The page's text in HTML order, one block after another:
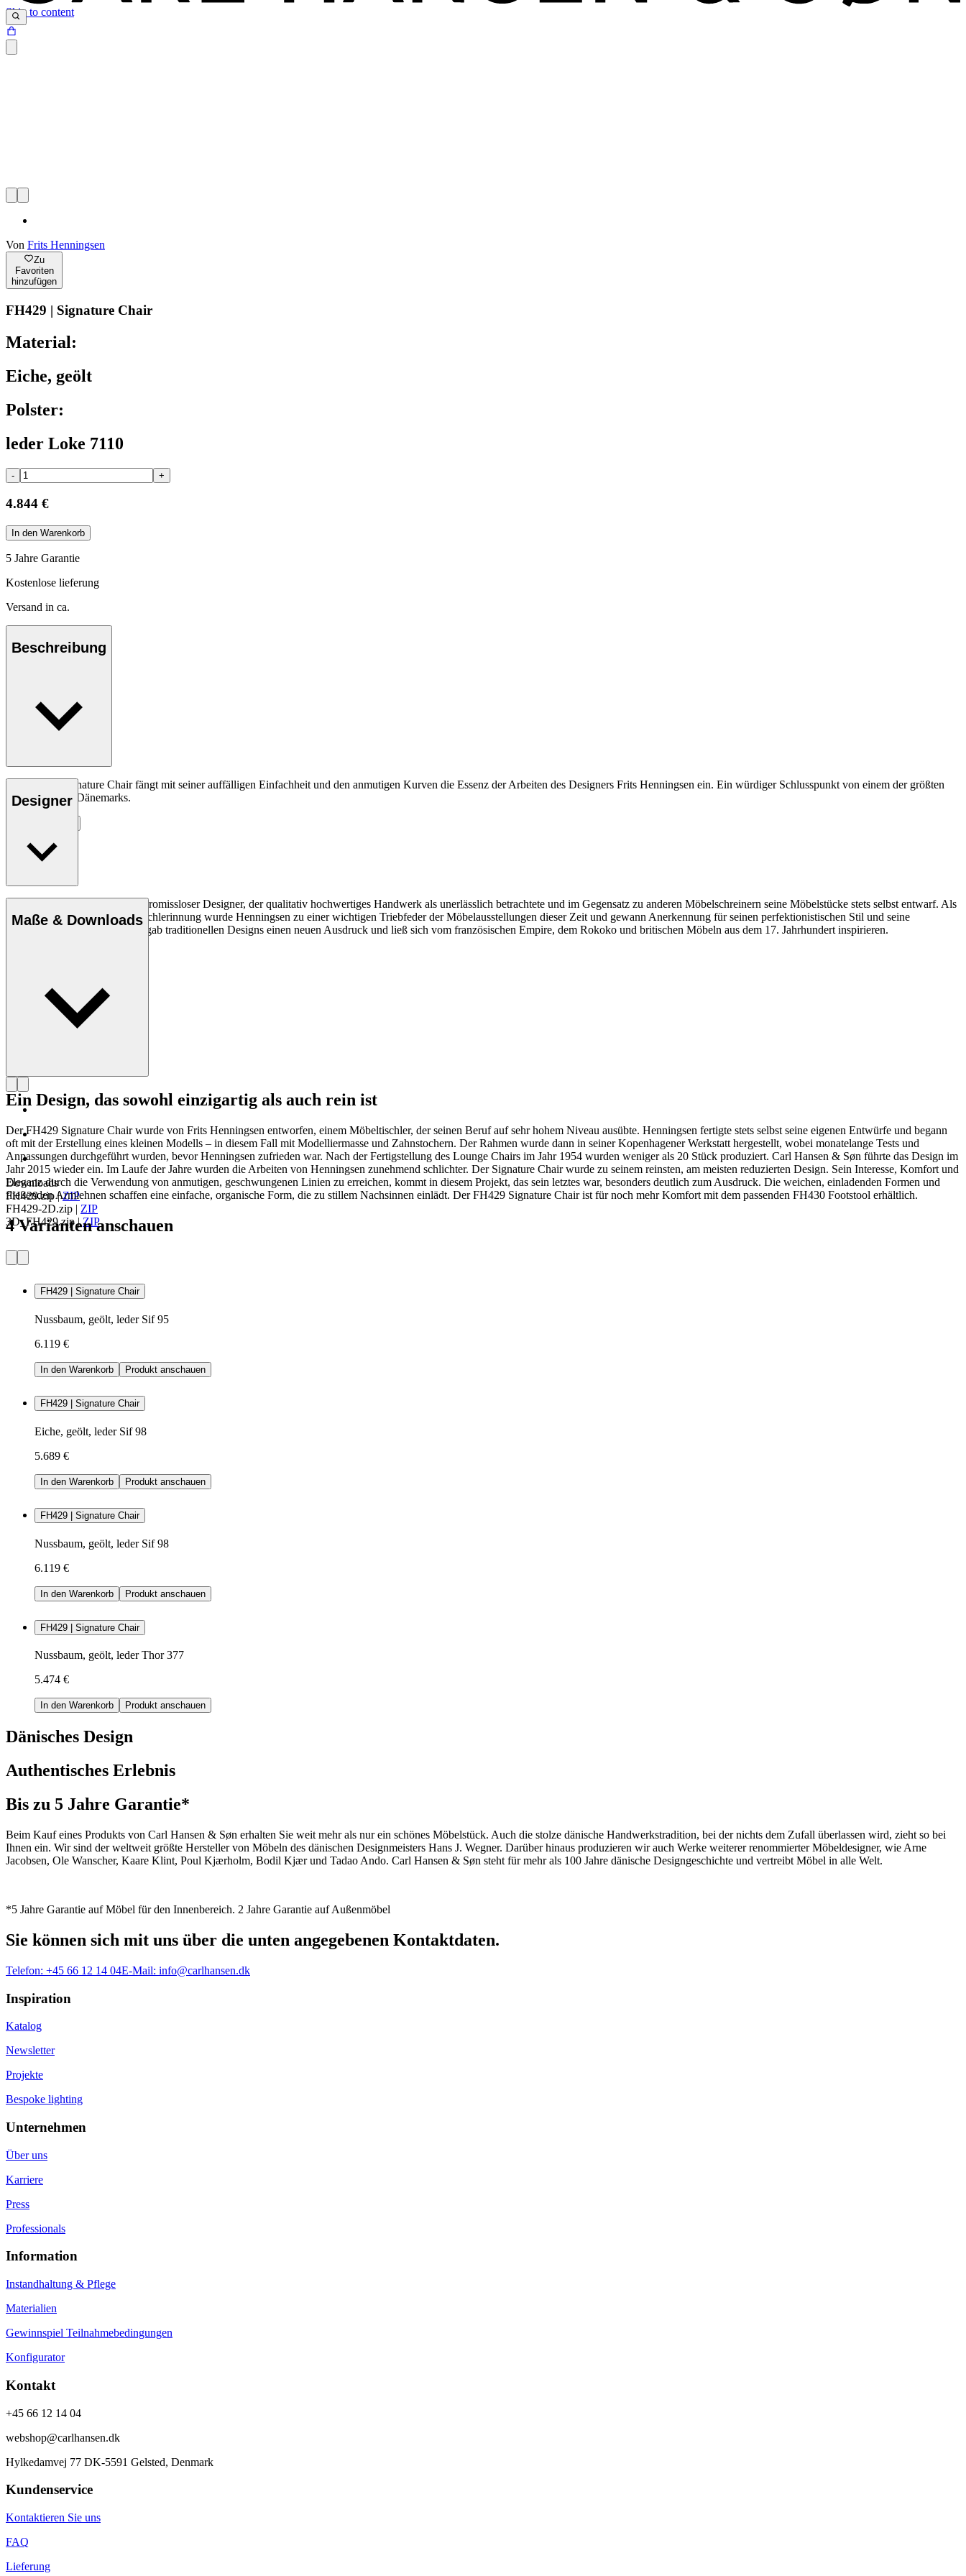
Skip to content
Von Frits Henningsen
Zu
Favoriten
hinzufügen
FH429 | Signature Chair
Material:
Eiche, geölt
Polster:
leder Loke 7110
- +
4.844 €
In den Warenkorb
5 Jahre Garantie
Kostenlose lieferung
Versand in ca.
Beschreibung
Der FH429 Signature Chair fängt mit seiner auffälligen Einfachheit und den anmutigen Kurven die Essenz der Arbeiten des Designers Frits Henningsen ein. Ein würdiger Schlusspunkt von einem der größten
Möbeldesigner Dänemarks.
Designer
Frits Henningsen war ein kompromissloser Designer, der qualitativ hochwertiges Handwerk als unerlässlich betrachtete und im Gegensatz zu anderen Möbelschreinern seine Möbelstücke stets selbst entwarf. Als
Mitglied der Kopenhagener Tischlerinnung wurde Henningsen zu einer wichtigen Triebfeder der Möbelausstellungen dieser Zeit und gewann Anerkennung für seinen perfektionistischen Stil und seine
dynamische Persönlichkeit. Er gab traditionellen Designs einen neuen Ausdruck und ließ sich vom französischen Empire, dem Rokoko und britischen Möbeln aus dem 17. Jahrhundert inspirieren.
Maße & Downloads
Downloads
FH429.zip|ZIP
FH429-2D.zip | ZIP
3D_FH429.zip|ZIP
Ein Design, das sowohl einzigartig als auch rein ist
Der FH429 Signature Chair wurde von Frits Henningsen entworfen, einem Möbeltischler, der seinen Beruf auf sehr hohem Niveau ausübte. Henningsen fertigte stets selbst seine eigenen Entwürfe und begann
oft mit der Erstellung eines kleinen Modells – in diesem Fall mit Modelliermasse und Zahnstochern. Der Rahmen wurde dann in seiner Kopenhagener Werkstatt hergestellt, wobei monatelange Tests und
Anpassungen durchgeführt wurden, bevor Henningsen zufrieden war. Nach der Fertigstellung des Lounge Chairs im Jahr 1954 wurden weniger als 20 Stück produziert. Carl Hansen & Søn führte das Design im
Jahr 2015 wieder ein. Im Laufe der Jahre wurden die Arbeiten von Henningsen zunehmend schlichter. Der Signature Chair wurde zu seinem reinsten, am meisten reduzierten Design. Sein Interesse, Komfort und
Eleganz durch die Verwendung von anmutigen, geschwungenen Linien zu erreichen, kommt in diesem Projekt, das sein letztes war, besonders deutlich zum Ausdruck. Die weichen, einladenden Formen und
fließenden Armlehnen schaffen eine einfache, organische Form, die zu stillem Nachsinnen einlädt. Der FH429 Signature Chair ist für noch mehr Komfort mit dem passenden FH430 Footstool erhältlich.
4 Varianten anschauen
FH429 | Signature Chair
Nussbaum, geölt, leder Sif 95
6.119 €
In den Warenkorb Produkt anschauen
FH429 | Signature Chair
Eiche, geölt, leder Sif 98
5.689 €
In den Warenkorb Produkt anschauen
FH429 | Signature Chair
Nussbaum, geölt, leder Sif 98
6.119 €
In den Warenkorb Produkt anschauen
FH429 | Signature Chair
Nussbaum, geölt, leder Thor 377
5.474 €
In den Warenkorb Produkt anschauen
Dänisches Design
Authentisches Erlebnis
Bis zu 5 Jahre Garantie*
Beim Kauf eines Produkts von Carl Hansen & Søn erhalten Sie weit mehr als nur ein schönes Möbelstück. Auch die stolze dänische Handwerkstradition, bei der nichts dem Zufall überlassen wird, zieht so bei
Ihnen ein. Wir sind der weltweit größte Hersteller von Möbeln des dänischen Designmeisters Hans J. Wegner. Darüber hinaus produzieren wir auch Werke weiterer renommierter Möbeldesigner, wie Arne
Jacobsen, Ole Wanscher, Kaare Klint, Poul Kjærholm, Bodil Kjær und Tadao Ando. Carl Hansen & Søn steht für mehr als 100 Jahre dänische Designgeschichte und vertreibt Möbel in alle Welt.
*5 Jahre Garantie auf Möbel für den Innenbereich. 2 Jahre Garantie auf Außenmöbel
Sie können sich mit uns über die unten angegebenen Kontaktdaten.
Telefon: +45 66 12 14 04E-Mail: info@carlhansen.dk
Inspiration
Katalog
Newsletter
Projekte
Bespoke lighting
Unternehmen
Über uns
Karriere
Press
Professionals
Information
Instandhaltung & Pflege
Materialien
Gewinnspiel Teilnahmebedingungen
Konfigurator
Kontakt
+45 66 12 14 04
webshop@carlhansen.dk
Hylkedamvej 77 DK-5591 Gelsted, Denmark
Kundenservice
Kontaktieren Sie uns
FAQ
Lieferung